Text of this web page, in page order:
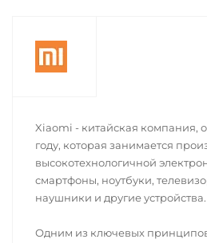
Xiaomi - китайская компания,
году, которая занимается
высокотехнологичной
смартфоны, ноутбуки,
наушники и другие устройства.
Одним из ключевых